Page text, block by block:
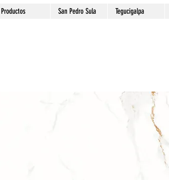
Productos San Pedro Sula Tegucigalpa